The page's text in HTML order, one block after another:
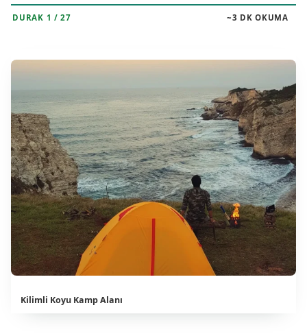
DURAK 1 / 27 ~3 DK OKUMA
Kilimli Koyu Kamp Alanı